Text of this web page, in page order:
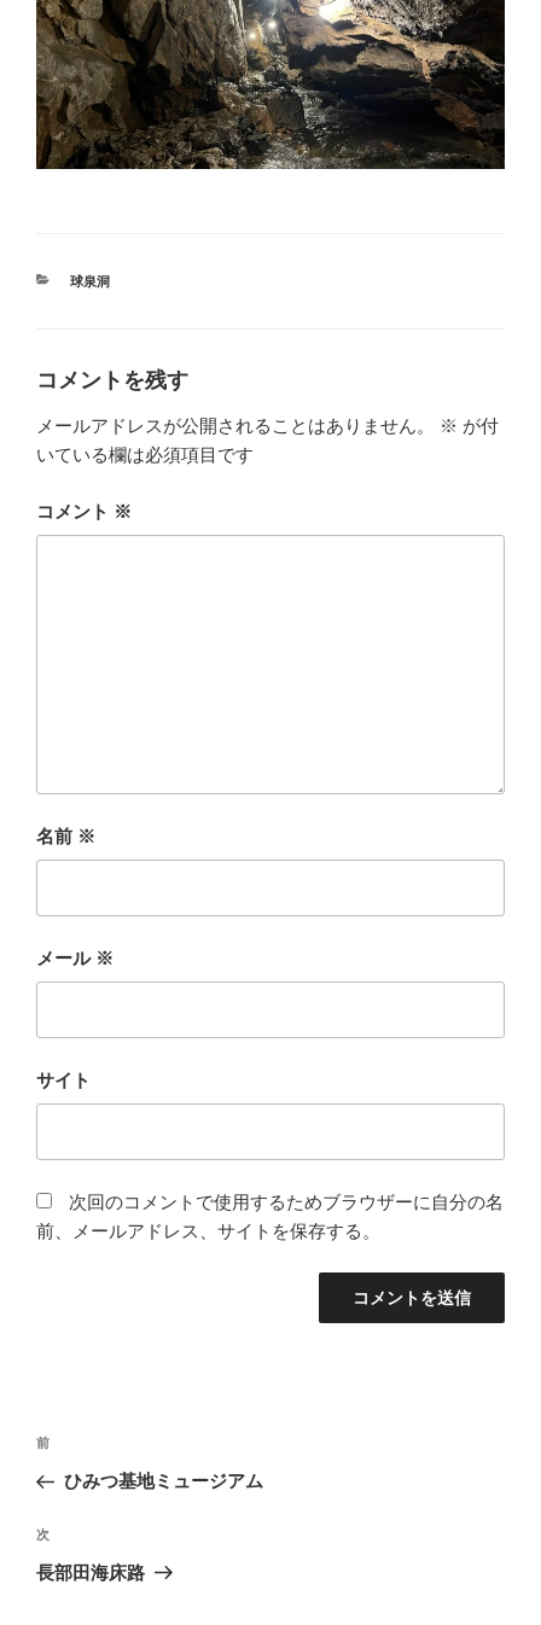
カ
球泉洞
コメントを残す
メールアドレスが公開されることはありません。 ※ が付
いている欄は必須項目です
コメント ※
名前 ※
メール ※
サイト
次回のコメントで使用するためブラウザーに自分の名
前、メールアドレス、サイトを保存する。
投
ナ
ビ
ゲ
前
の
稿
前
ひみつ基地ミュージアム
次
の
次
長部田海床路